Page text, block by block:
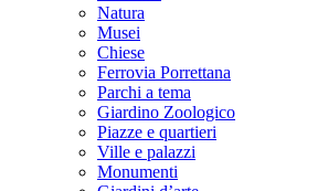
Natura
Musei
Chiese
Ferrovia Porrettana
Parchi a tema
Giardino Zoologico
Piazze e quartieri
Ville e palazzi
Monumenti